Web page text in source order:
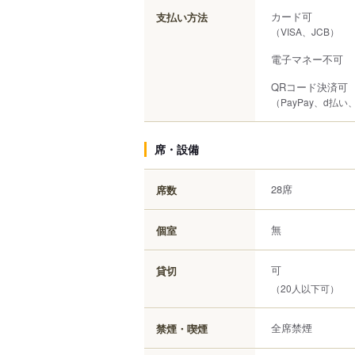
支払い方法 カード可
（VISA、JCB）
電子マネー不可
QRコード決済可
（PayPay、d払い
席・設備
席数 28席
個室 無
貸切 可
（20人以下可）
禁煙・喫煙 全席禁煙